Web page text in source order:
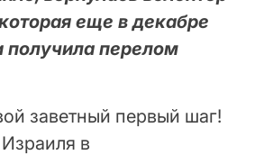
еще в декабре
получила перелом
заветный первый шаг!
в